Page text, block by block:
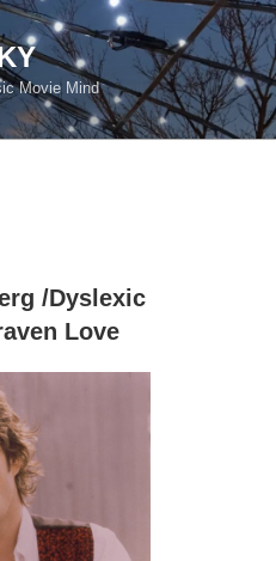
Movie Mind
/Dyslexic
Love